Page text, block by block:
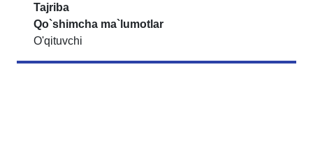
Tajriba
Qo`shimcha ma`lumotlar
O'qituvchi